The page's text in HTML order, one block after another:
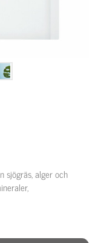
sjögräs, alger och